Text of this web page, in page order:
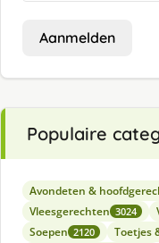
Aanmelden
Populaire
Avondeten &
Vleesgerechten 3024
Soepen 2120 Toetjes